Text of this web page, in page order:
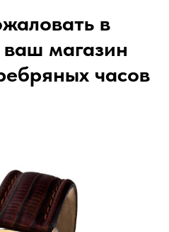
в
ваш магазин
часов